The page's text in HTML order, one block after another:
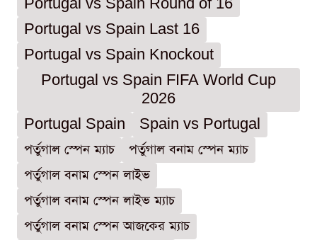
Portugal vs Spain Round of 16
Portugal vs Spain Last 16
Portugal vs Spain Knockout
Portugal vs Spain FIFA World Cup
2026
Portugal Spain
Spain vs Portugal
পর্তুগাল স্পেন ম্যাচ
পর্তুগাল বনাম স্পেন ম্যাচ
পর্তুগাল বনাম স্পেন লাইভ
পর্তুগাল বনাম স্পেন লাইভ ম্যাচ
পর্তুগাল বনাম স্পেন আজকের ম্যাচ